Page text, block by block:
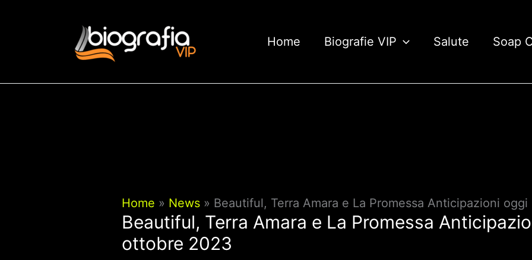
Home Biografie VIP Salute Soap
Home News Beautiful, Terra Amara e La Promessa Anticipazioni
Beautiful, Terra Amara e La Promessa
ottobre 2023